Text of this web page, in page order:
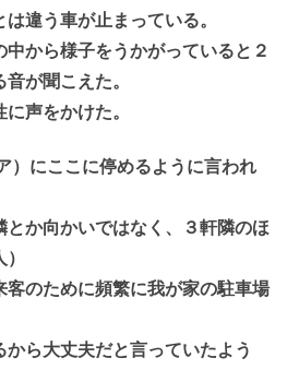
違う車が止まっている。
から様子をうかがっていると２
が聞こえた。
声をかけた。
）にここに停めるように言われ
とか向かいではなく、３軒隣のほ
客のために頻繁に我が家の駐車場
ら大丈夫だと言っていたよう